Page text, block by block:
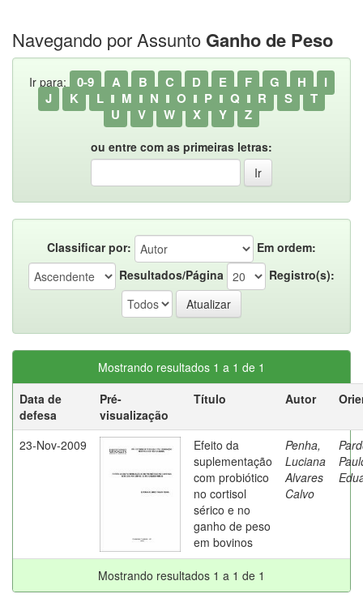
Navegando por Assunto Ganho de Peso
Ir para: 0-9 A B C D E F G H
I
J
K L M N O P Q R S
T
U
V W X Y Z
ou entre com as primeiras letras:
Classificar por:
Em ordem:
Resultados/Página
Registro(s):
Mostrando resultados 1 a 1 de 1
Data de
defesa
Pré-
visualização
Título Autor
23-Nov-2009
Efeito da
suplementação
com probiótico
no cortisol
sérico e no
ganho de peso
em bovinos
Penha,
Luciana
Alvares
Calvo
Mostrando resultados 1 a 1 de 1